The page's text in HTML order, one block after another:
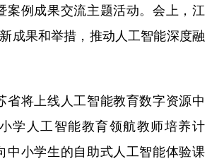
案例成果交流主题活动。会上，江
成果和举措，推动人工智能深度融
将上线人工智能教育数字资源中
学人工智能教育领航教师培养计
中小学生的自助式人工智能体验课